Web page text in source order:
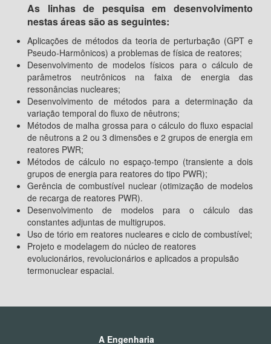
As linhas de pesquisa em desenvolvimento
nestas áreas são as seguintes:
Aplicações de métodos da teoria de perturbação (GPT e
Pseudo-Harmônicos) a problemas de física de reatores;
Desenvolvimento de modelos físicos para o cálculo de
parâmetros neutrônicos na faixa de energia das
ressonâncias nucleares;
Desenvolvimento de métodos para a determinação da
variação temporal do fluxo de nêutrons;
Métodos de malha grossa para o cálculo do fluxo espacial
de nêutrons a 2 ou 3 dimensões e 2 grupos de energia em
reatores PWR;
Métodos de cálculo no espaço-tempo (transiente a dois
grupos de energia para reatores do tipo PWR);
Gerência de combustível nuclear (otimização de modelos
de recarga de reatores PWR).
Desenvolvimento de modelos para o cálculo das
constantes adjuntas de multigrupos.
Uso de tório em reatores nucleares e ciclo de combustível;
Projeto e modelagem do núcleo de reatores
evolucionários, revolucionários e aplicados a propulsão
termonuclear espacial.
A Engenharia